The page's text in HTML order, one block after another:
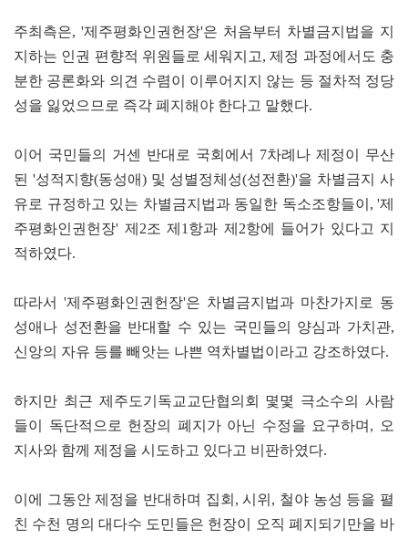
주최측은, '제주평화인권헌장'은 처음부터 차별금지법을 지
지하는 인권 편향적 위원들로 세워지고, 제정 과정에서도 충
분한 공론화와 의견 수렴이 이루어지지 않는 등 절차적 정당
성을 잃었으므로 즉각 폐지해야 한다고 말했다.
이어 국민들의 거센 반대로 국회에서 7차례나 제정이 무산
된 '성적지향(동성애) 및 성별정체성(성전환)'을 차별금지 사
유로 규정하고 있는 차별금지법과 동일한 독소조항들이, '제
주평화인권헌장' 제2조 제1항과 제2항에 들어가 있다고 지
적하였다.
따라서 '제주평화인권헌장'은 차별금지법과 마찬가지로 동
성애나 성전환을 반대할 수 있는 국민들의 양심과 가치관,
신앙의 자유 등를 빼앗는 나쁜 역차별법이라고 강조하였다.
하지만 최근 제주도기독교교단협의회 몇몇 극소수의 사람
들이 독단적으로 헌장의 폐지가 아닌 수정을 요구하며, 오
지사와 함께 제정을 시도하고 있다고 비판하였다.
이에 그동안 제정을 반대하며 집회, 시위, 철야 농성 등을 펼
친 수천 명의 대다수 도민들은 헌장이 오직 폐지되기만을 바